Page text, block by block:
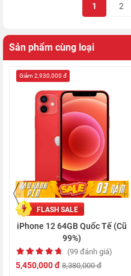
Công nghệ Smart HDR 3
tương phản, kết cấu và độ
camera sau iPhone
độ Deep Fusion, giúp phân
hóa chi tiết hình ảnh.
1 2
Sản phẩm cùng loại
FLASH SALE
iPhone 12 64GB Quốc Tế (Cũ
99%)
(99 đánh giá)
5,450,000 đ 8,380,000 đ
Giảm 2,930,000 đ